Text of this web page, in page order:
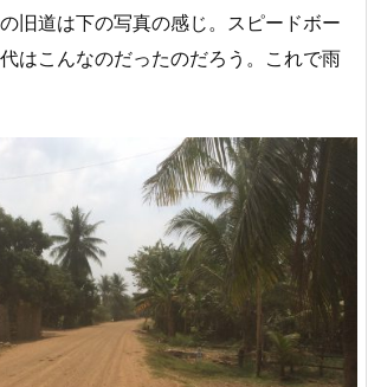
旧道は下の写真の感じ。スピードボー
はこんなのだったのだろう。これで雨